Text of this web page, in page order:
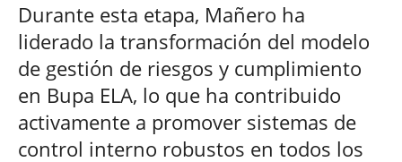
Durante esta etapa, Mañero ha
liderado la transformación del modelo
de gestión de riesgos y cumplimiento
en Bupa ELA, lo que ha contribuido
activamente a promover sistemas de
control interno robustos en todos los